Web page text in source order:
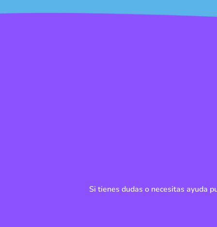
Si tienes dudas o necesitas ayuda